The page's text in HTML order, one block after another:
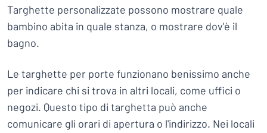
Targhette personalizzate possono mostrare quale
bambino abita in quale stanza, o mostrare dov'è il
bagno.
Le targhette per porte funzionano benissimo anche
per indicare chi si trova in altri locali, come uffici o
negozi. Questo tipo di targhetta può anche
comunicare gli orari di apertura o l'indirizzo. Nei locali